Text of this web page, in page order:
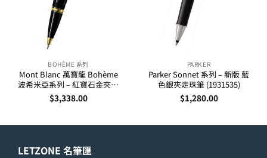
BOHÈME 系列
Mont Blanc 萬寶龍 Bohème
波希米亞系列 – 紅寶石金夾走
珠筆 25300
$3,338.00
PARKER
Parker Sonnet 系列 – 新版 藍
色銀夾走珠筆 (1931535)
$1,280.00
LETZONE 名筆匯